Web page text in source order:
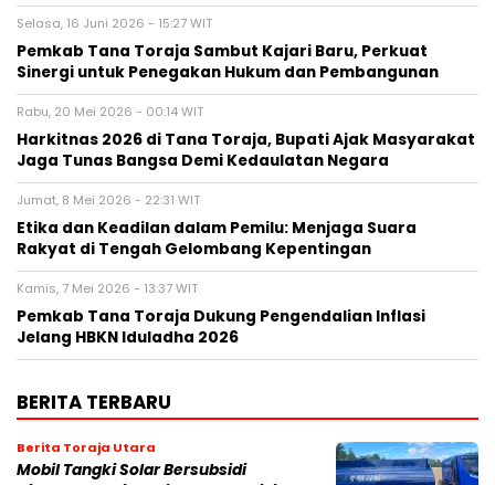
Selasa, 16 Juni 2026 - 15:27 WIT
Pemkab Tana Toraja Sambut Kajari Baru, Perkuat
Sinergi untuk Penegakan Hukum dan Pembangunan
Rabu, 20 Mei 2026 - 00:14 WIT
Harkitnas 2026 di Tana Toraja, Bupati Ajak Masyarakat
Jaga Tunas Bangsa Demi Kedaulatan Negara
Jumat, 8 Mei 2026 - 22:31 WIT
Etika dan Keadilan dalam Pemilu: Menjaga Suara
Rakyat di Tengah Gelombang Kepentingan
Kamis, 7 Mei 2026 - 13:37 WIT
Pemkab Tana Toraja Dukung Pengendalian Inflasi
Jelang HBKN Iduladha 2026
BERITA TERBARU
Berita Toraja Utara
Mobil Tangki Solar Bersubsidi